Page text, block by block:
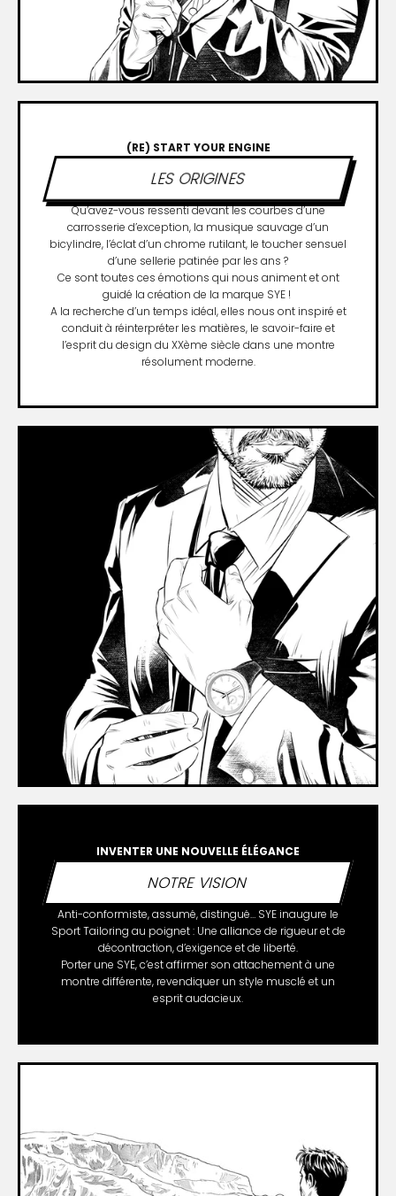
(RE) START YOUR ENGINE
LES ORIGINES
Qu’avez-vous ressenti devant les courbes d’une
carrosserie d’exception, la musique sauvage d’un
bicylindre, l’éclat d’un chrome rutilant, le toucher sensuel
d’une sellerie patinée par les ans ?
Ce sont toutes ces émotions qui nous animent et ont
guidé la création de la marque SYE !
A la recherche d’un temps idéal, elles nous ont inspiré et
conduit à réinterpréter les matières, le savoir-faire et
l’esprit du design du XXème siècle dans une montre
résolument moderne.
INVENTER UNE NOUVELLE ÉLÉGANCE
NOTRE VISION
Anti-conformiste, assumé, distingué… SYE inaugure le
Sport Tailoring au poignet : Une alliance de rigueur et de
décontraction, d’exigence et de liberté.
Porter une SYE, c’est affirmer son attachement à une
montre différente, revendiquer un style musclé et un
esprit audacieux.